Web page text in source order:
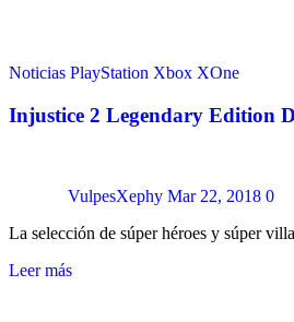
Noticias PlayStation Xbox XOne
Injustice 2 Legendary Edition
VulpesXephy Mar 22, 2018 0
La selección de súper héroes y súper
Leer más